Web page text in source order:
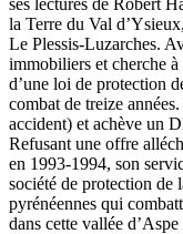
La Brosse
Labouche
Lacarrière
Lacrampe
Lagny
Laheurte
Lamotte
Lanni
Lantz
Lautier-
Le Maître
la Terre du Val
Le Plessis-Luzarches.
immobiliers et cherche
d’une loi de protection
combat de treize
accident) et achève un
Refusant une offre
en 1993-1994, son
société de protection de
pyrénéennes qui
dans cette vallée